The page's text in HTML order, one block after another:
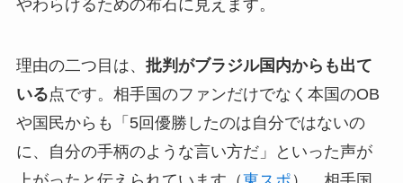
やわらげるための布石に見えます。
理由の二つ目は、 批判がブラジル国内からも出て
いる点です。相手国のファンだけでなく本国のOB
や国民からも「5回優勝したのは自分ではないの
に、自分の手柄のような言い方だ」といった声が